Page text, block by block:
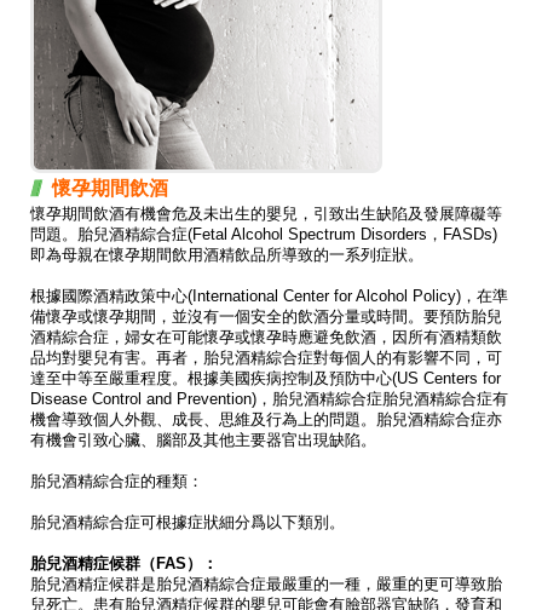
懷孕期間飲酒
懷孕期間飲酒有機會危及未出生的嬰兒，引致出生缺陷及發展障礙等
問題。胎兒酒精綜合症(Fetal Alcohol Spectrum Disorders，FASDs)
即為母親在懷孕期間飲用酒精飲品所導致的一系列症狀。
根據國際酒精政策中心(International Center for Alcohol Policy)，在準
備懷孕或懷孕期間，並沒有一個安全的飲酒分量或時間。要預防胎兒
酒精綜合症，婦女在可能懷孕或懷孕時應避免飲酒，因所有酒精類飲
品均對嬰兒有害。再者，胎兒酒精綜合症對每個人的有影響不同，可
達至中等至嚴重程度。根據美國疾病控制及預防中心(US Centers for
Disease Control and Prevention)，胎兒酒精綜合症胎兒酒精綜合症有
機會導致個人外觀、成長、思維及行為上的問題。胎兒酒精綜合症亦
有機會引致心臟、腦部及其他主要器官出現缺陷。
胎兒酒精綜合症的種類：
胎兒酒精綜合症可根據症狀細分爲以下類別。
胎兒酒精症候群（FAS）：
胎兒酒精症候群是胎兒酒精綜合症最嚴重的一種，嚴重的更可導致胎
兒死亡。患有胎兒酒精症候群的嬰兒可能會有臉部器官缺陷，發育和